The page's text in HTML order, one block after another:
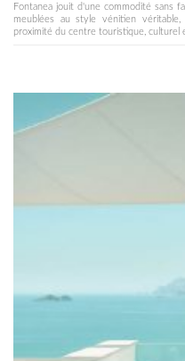
Fontanea jouit d'une commodité sans
meublées au style vénitien
proximité du centre touristique, culturel